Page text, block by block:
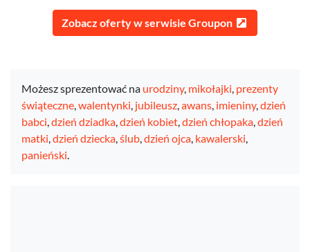
Zobacz oferty w serwisie Groupon
Możesz sprezentować na urodziny, mikołajki, prezenty
świąteczne,walentynki, jubileusz,awans, imieniny,dzień
babci,dzień dziadka,dzień kobiet,dzień chłopaka,dzień
matki,dzień dziecka,ślub,dzień ojca, kawalerski,
panieński.